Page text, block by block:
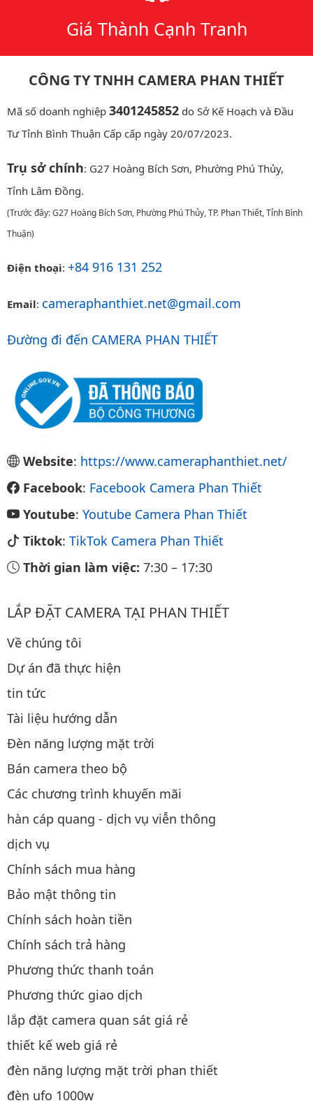
Giá Thành Cạnh Tranh
CÔNG TY TNHH CAMERA PHAN THIẾT
Mã số doanh nghiệp 3401245852 do Sở Kế Hoạch và Đầu
Tư Tỉnh Bình Thuận Cấp cấp ngày 20/07/2023.
Trụ sở chính: G27 Hoàng Bích Sơn, Phường Phú Thủy,
Tỉnh Lâm Đồng.
(Trước đây: G27 Hoàng Bích Sơn, Phường Phú Thủy, TP. Phan Thiết, Tỉnh Bình
Thuận)
Điện thoại: +84 916 131 252
Email: cameraphanthiet.net@gmail.com
Đường đi đến CAMERA PHAN THIẾT
Website: https://www.cameraphanthiet.net/
Facebook: Facebook Camera Phan Thiết
Youtube: Youtube Camera Phan Thiết
Tiktok: TikTok Camera Phan Thiết
Thời gian làm việc: 7:30 – 17:30
LẮP ĐẶT CAMERA TẠI PHAN THIẾT
Về chúng tôi
Dự án đã thực hiện
tin tức
Tài liệu hướng dẫn
Đèn năng lượng mặt trời
Bán camera theo bộ
Các chương trình khuyến mãi
hàn cáp quang - dịch vụ viễn thông
dịch vụ
Chính sách mua hàng
Bảo mật thông tin
Chính sách hoàn tiền
Chính sách trả hàng
Phương thức thanh toán
Phương thức giao dịch
lắp đặt camera quan sát giá rẻ
thiết kế web giá rẻ
đèn năng lượng mặt trời phan thiết
đèn ufo 1000w